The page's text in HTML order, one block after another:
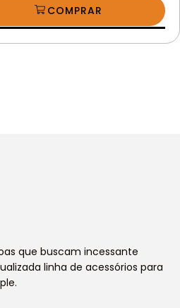
que buscam incessante
linha de acessórios para